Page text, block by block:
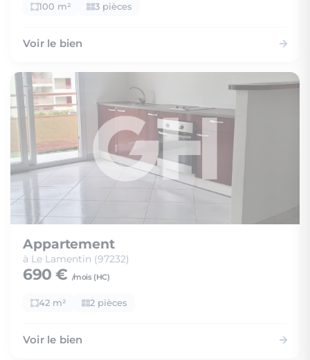
100 m² 3 pièces
Voir le bien
Appartement
à Le Lamentin (97232)
690 € /mois (HC)
42 m² 2 pièces
Voir le bien